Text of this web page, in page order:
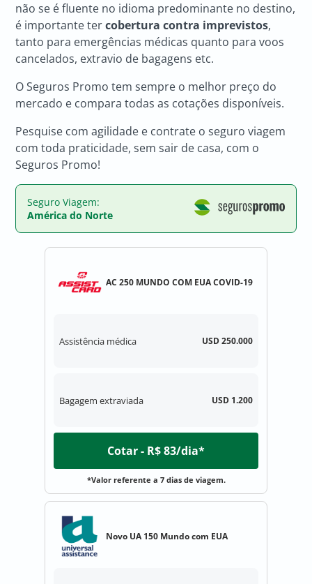
não se é fluente no idioma predominante no destino,
é importante tercobertura contra imprevistos,
tanto para emergências médicas quanto para voos
cancelados, extravio de bagagens etc.
O Seguros Promo tem sempre o melhor preço do
mercado e compara todas as cotações disponíveis.
Pesquise com agilidade e contrate o seguro viagem
com toda praticidade, sem sair de casa, com o
Seguros Promo!
Seguro Viagem:
América do Norte
AC 250 MUNDO COM EUA COVID-19
Assistência médica USD 250.000
Bagagem extraviada USD 1.200
Cotar - R$ 83/dia*
*Valor referente a 7 dias de viagem.
Novo UA 150 Mundo com EUA